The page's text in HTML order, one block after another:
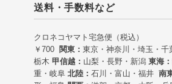
送料・手数料など
クロネコヤマト宅急便（税込）
￥700 関東： 東京・神奈川・埼玉・千
栃木 甲信越： 山梨・長野・新潟 東海：
重・岐阜 北陸： 石川・富山・福井 南